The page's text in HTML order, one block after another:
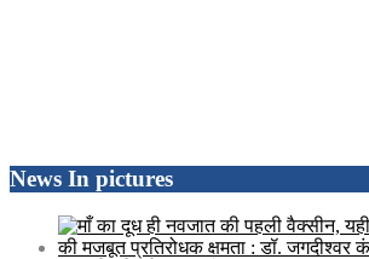
News In pictures